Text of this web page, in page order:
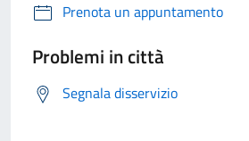
Prenota un appuntamento
Problemi in città
Segnala disservizio